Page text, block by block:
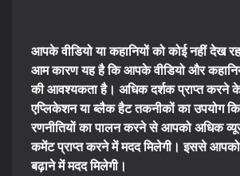
आपके वीडियो या कहानियों को कोई नहीं देख
आम कारण यह है कि आपके वीडियो और
की आवश्यकता है। अधिक दर्शक प्राप्त करने
एप्लिकेशन या ब्लैक हैट तकनीकों का उपयोग
रणनीतियों का पालन करने से आपको अधिक
कमेंट प्राप्त करने में मदद मिलेगी। इससे
बढ़ाने में मदद मिलेगी।